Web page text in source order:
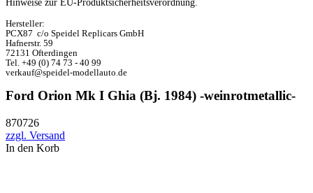
Hinweise zur EU-Produktsicherheitsverordnung.
Hersteller:
PCX87 c/o Speidel Replicars GmbH
Hafnerstr. 59
72131 Ofterdingen
Tel. +49 (0) 74 73 - 40 99
verkauf@speidel-modellauto.de
Ford Orion Mk I Ghia (Bj. 1984) -weinrotmetallic-
870726
zzgl. Versand
In den Korb